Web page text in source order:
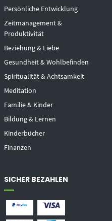
Persönliche Entwicklung
Zeitmanagement &
Produktivität
Beziehung & Liebe
Gesundheit & Wohlbefinden
Spiritualität & Achtsamkeit
Meditation
Familie & Kinder
Bildung & Lernen
Kinderbücher
Finanzen
SICHER BEZAHLEN